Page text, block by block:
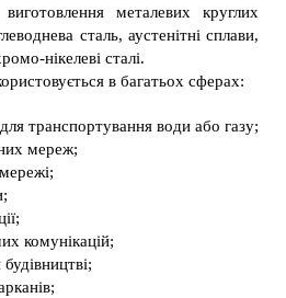
металевих круглих
сталь, аустенітні сплави,
нікелеві сталі.
в багатьох сферах:
транспортування води або газу;
мереж;
комунікацій;